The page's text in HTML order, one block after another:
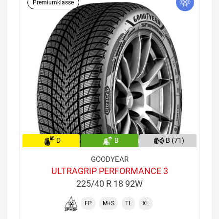
Premiumklasse
D B B (71)
GOODYEAR
ULTRAGRIP PERFORMANCE 3
225/40 R 18 92W
FP M+S TL XL